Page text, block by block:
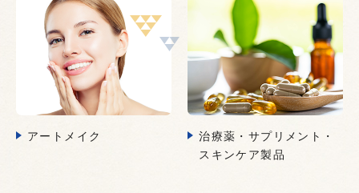
アートメイク
治療薬・サプリメント・
スキンケア製品